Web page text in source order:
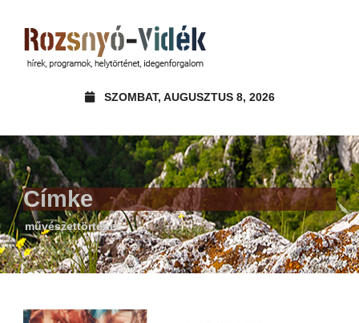
SZOMBAT, AUGUSZTUS 8, 2026
Címke
művészettörténet